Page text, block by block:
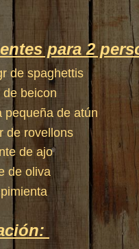
para 2
de spaghettis
de beicon
pequeña de atún
de rovellons
de ajo
de oliva